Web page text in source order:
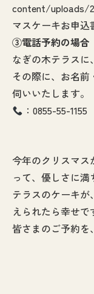
content/uploads/
マスケーキお申込
③電話予約の場合
なぎの木テラスに
その際に、お名
伺いいたします。
：0855-55-1155
今年のクリスマス
って、優しさに
テラスのケーキ
えられたら幸せで
皆さまのご予約を